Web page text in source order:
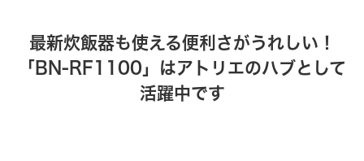
最新炊飯器も使える便利さがうれしい！
「BN-RF1100」はアトリエのハブとして
活躍中です